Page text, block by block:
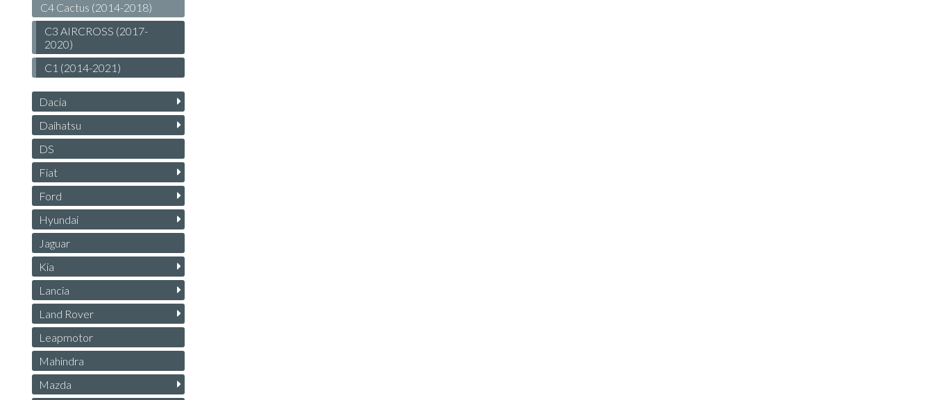
C4 Cactus (2014-2018)
C3 AIRCROSS (2017-
2020)
C1 (2014-2021)
Dacia
Daihatsu
DS
Fiat
Ford
Hyundai
Jaguar
Kia
Lancia
Land Rover
Leapmotor
Mahindra
Mazda